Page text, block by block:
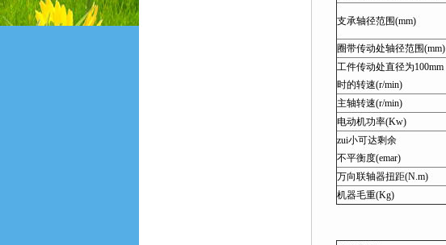
支承轴径范围(mm)
圈带传动处轴径范围(mm)
工件传动处直径为100mm
时的转速(r/min)
主轴转速(r/min)
电动机功率(Kw)
zui小可达剩余
不平衡度(emar)
万向联轴器扭距(N.m)
机器毛重(Kg)